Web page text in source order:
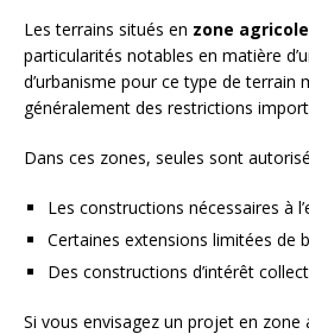
Les terrains situés en zone agricole
particularités notables en matière
d’urbanisme pour ce type de terrain
généralement des restrictions
Dans ces zones, seules sont
Les constructions nécessaires à
Certaines extensions limitées de
Des constructions d’intérêt
Si vous envisagez un projet en zone